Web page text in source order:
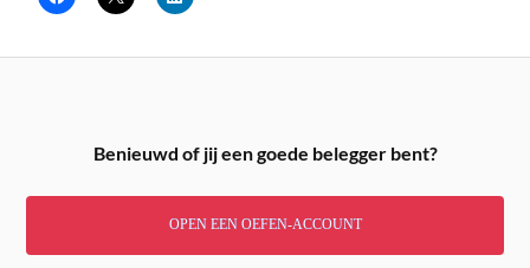
Benieuwd of jij een goede belegger bent?
OPEN EEN OEFEN-ACCOUNT